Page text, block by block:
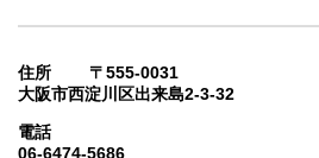
住所 〒555-0031
大阪市西淀川区出来島2-3-32
電話
06-6474-5686